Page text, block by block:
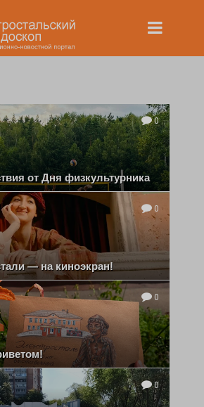
0
от Дня физкультурника
0
— на киноэкран!
0
0